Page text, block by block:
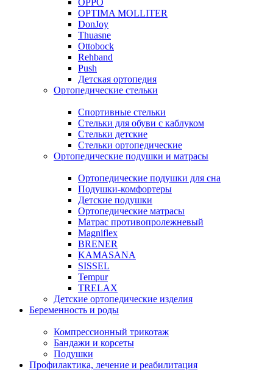
OPPO
OPTIMA MOLLITER
DonJoy
Thuasne
Ottobock
Rehband
Push
Детская ортопедия
Ортопедические стельки
Спортивные стельки
Стельки для обуви с каблуком
Стельки детские
Стельки ортопедические
Ортопедические подушки и матрасы
Ортопедические подушки для сна
Подушки-комфортеры
Детские подушки
Ортопедические матрасы
Матрас противопролежневый
Magniflex
BRENER
KAMASANA
SISSEL
Tempur
TRELAX
Детские ортопедические изделия
Беременность и роды
Компрессионный трикотаж
Бандажи и корсеты
Подушки
Профилактика, лечение и реабилитация